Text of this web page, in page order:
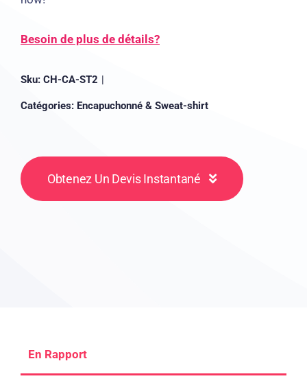
Besoin de plus de détails?
Sku: CH-CA-ST2 |
Catégories: Encapuchonné & Sweat-shirt
Obtenez Un Devis Instantané
En Rapport